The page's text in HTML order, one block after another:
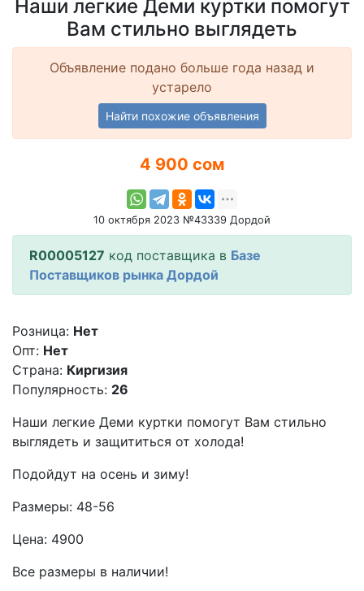
Наши легкие Деми куртки помогут
Вам стильно выглядеть
Объявление подано больше года назад и
устарело
Найти похожие объявления
4 900 сом
10 октября 2023 №43339 Дордой
R00005127 код поставщика в Базе
Поставщиков рынка Дордой
Розница: Нет
Опт: Нет
Страна: Киргизия
Популярность: 26
Наши легкие Деми куртки помогут Вам стильно
выглядеть и защититься от холода!
Подойдут на осень и зиму!
Размеры: 48-56
Цена: 4900
Все размеры в наличии!